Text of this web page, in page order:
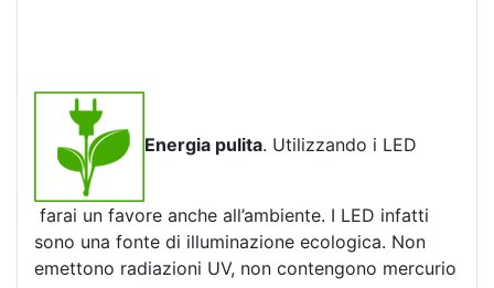
Energia pulita. Utilizzando i LED
farai un favore anche all’ambiente. I LED infatti
sono una fonte di illuminazione ecologica. Non
emettono radiazioni UV, non contengono mercurio